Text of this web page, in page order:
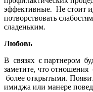
эффективные. Не стоит
потворствовать
сладеньким.
Любовь
В связях с партнером
заметите, что
более открытыми.
имиджа или манере